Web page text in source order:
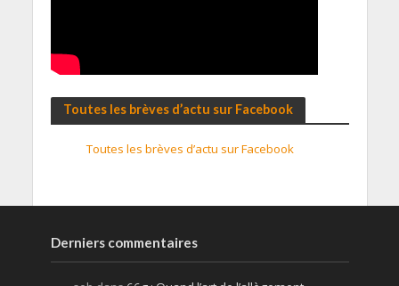
Toutes les brèves d’actu sur Facebook
Toutes les brèves d’actu sur Facebook
Derniers commentaires